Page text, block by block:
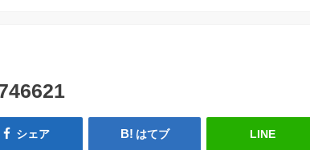
シェア はてブ LINE